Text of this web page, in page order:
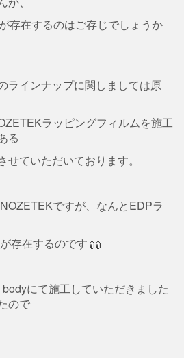
存在するのはご存じでしょうか
ラインナップに関しましては原
ラッピングフィルムを施工
る
ていただいております。
ですが、なんとEDPラ
存在するのです
にて施工していただきました
ので